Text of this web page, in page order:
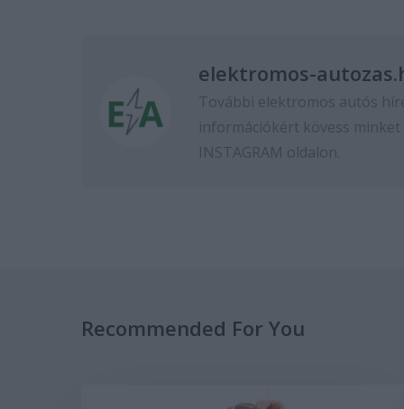
elektromos-
További elektromos autós
információkért kövess minket
INSTAGRAM oldalon.
Recommended For You